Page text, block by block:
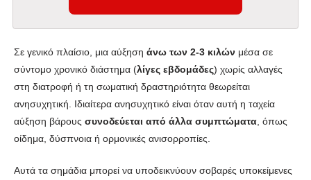
Σε γενικό πλαίσιο, μια αύξηση άνω των 2-3 κιλών μέσα σε
σύντομο χρονικό διάστημα (λίγες εβδομάδες) χωρίς αλλαγές
στη διατροφή ή τη σωματική δραστηριότητα θεωρείται
ανησυχητική. Ιδιαίτερα ανησυχητικό είναι όταν αυτή η ταχεία
αύξηση βάρους συνοδεύεται από άλλα συμπτώματα , όπως
οίδημα, δύσπνοια ή ορμονικές ανισορροπίες.
Αυτά τα σημάδια μπορεί να υποδεικνύουν σοβαρές υποκείμενες